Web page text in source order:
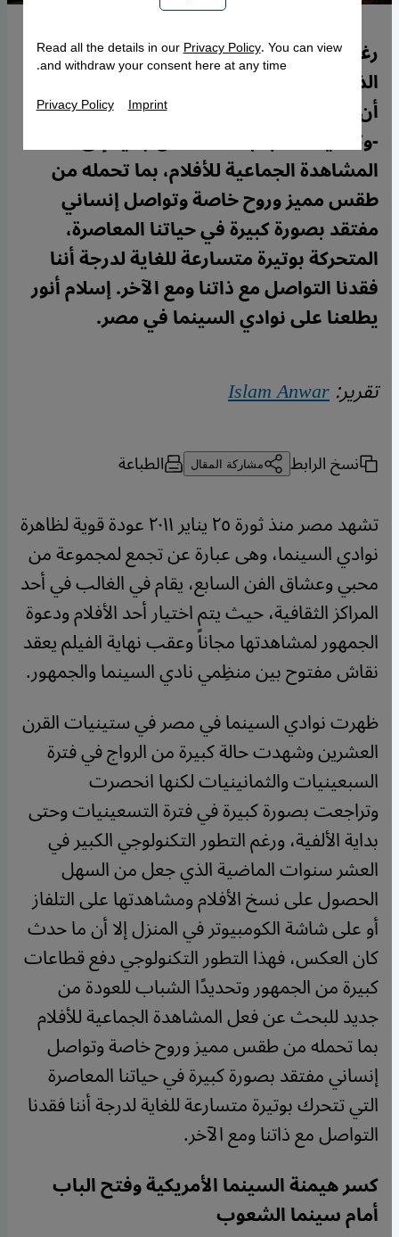
رغم سهولة مشاهدة الأفلام على الهواتف
الذكية أو شاشات الكومبيوتر في المنزل، إلا
أن قطاعات كبيرة من الجمهور في مصر
-وتحديدًا الشباب- عادت من جديد إلى
المشاهدة الجماعية للأفلام، بما تحمله من
طقس مميز وروح خاصة وتواصل إنساني
مفتقد بصورة كبيرة في حياتنا المعاصرة،
المتحركة بوتيرة متسارعة للغاية لدرجة أننا
فقدنا التواصل مع ذاتنا ومع الآخر. إسلام أنور
يطلعنا على نوادي السينما في مصر.
تقرير:Islam Anwar
نسخ الرابط مشاركة المقال الطباعة
تشهد مصر منذ ثورة ٢٥ يناير ٢٠١١ عودة قوية لظاهرة
نوادي السينما، وهى عبارة عن تجمع لمجموعة من
محبي وعشاق الفن السابع، يقام في الغالب في أحد
المراكز الثقافية، حيث يتم اختيار أحد الأفلام ودعوة
الجمهور لمشاهدتها مجاناً وعقب نهاية الفيلم يعقد
نقاش مفتوح بين منظِمي نادي السينما والجمهور.
ظهرت نوادي السينما في مصر في ستينيات القرن
العشرين وشهدت حالة كبيرة من الرواج في فترة
السبعينيات والثمانينيات لكنها انحصرت
وتراجعت بصورة كبيرة في فترة التسعينيات وحتى
بداية الألفية، ورغم التطور التكنولوجي الكبير في
العشر سنوات الماضية الذي جعل من السهل
الحصول على نسخ الأفلام ومشاهدتها على التلفاز
أو على شاشة الكومبيوتر في المنزل إلا أن ما حدث
كان العكس، فهذا التطور التكنولوجي دفع قطاعات
كبيرة من الجمهور وتحديدًا الشباب للعودة من
جديد للبحث عن فعل المشاهدة الجماعية للأفلام
بما تحمله من طقس مميز وروح خاصة وتواصل
إنساني مفتقد بصورة كبيرة في حياتنا المعاصرة
التي تتحرك بوتيرة متسارعة للغاية لدرجة أننا فقدنا
التواصل مع ذاتنا ومع الآخر.
كسر هيمنة السينما الأمريكية وفتح الباب
أمام سينما الشعوب
Read all the details in ourPrivacy Policy. You can view
and withdraw your consent here at any time.
Privacy Policy Imprint